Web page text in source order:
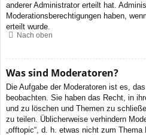
anderer Administrator erteilt hat.
Moderationsberechtigungen haben,
erteilt wurde.
Nach oben
Was sind Moderatoren?
Die Aufgabe der Moderatoren ist es,
beobachten. Sie haben das Recht, in
und zu löschen und Themen zu
zu teilen. Üblicherweise verhindern
„offtopic“, d. h. etwas nicht zum